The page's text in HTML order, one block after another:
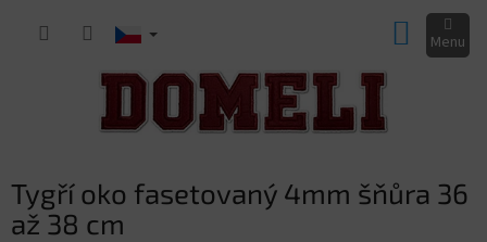
KOŠÍK
Tygří oko fasetovaný 4mm šňůra 36
až 38 cm